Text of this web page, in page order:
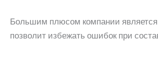
Большим плюсом компании является
позволит избежать ошибок при